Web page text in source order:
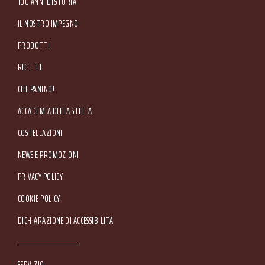
IL NOSTRO IMPEGNO
PRODOTTI
RICETTE
CHE PANINO!
ACCADEMIA DELLA STELLA
COSTELLAZIONI
NEWS E PROMOZIONI
Footer Service Menu
PRIVACY POLICY
COOKIE POLICY
DICHIARAZIONE DI ACCESSIBILITÀ